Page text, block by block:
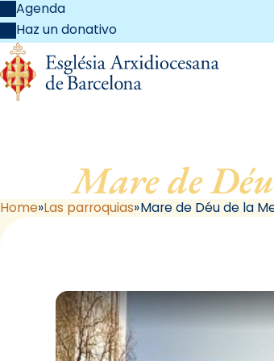
Agenda
Haz un donativo
Mare de
Home Las parroquias Mare de Déu de la